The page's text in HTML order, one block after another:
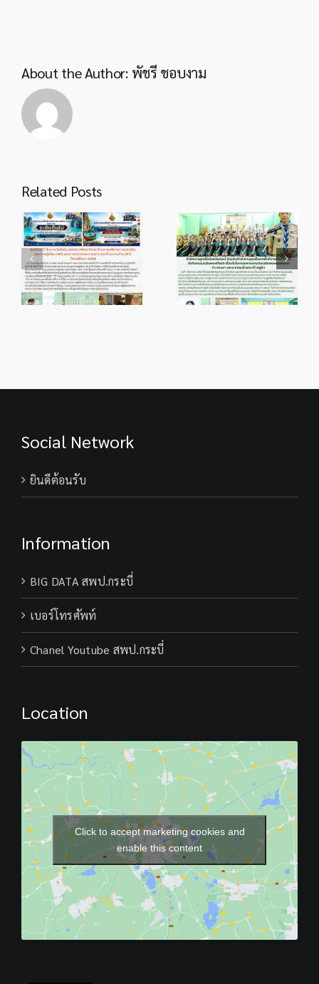
About the Author: พัชรี ชอบงาม
Related Posts
info 4-1 info 28-1
Social Network
ยินดีต้อนรับ
Information
BIG DATA สพป.กระบี่
เบอร์โทรศัพท์
Chanel Youtube สพป.กระบี่
Location
Click to accept marketing cookies and
enable this content